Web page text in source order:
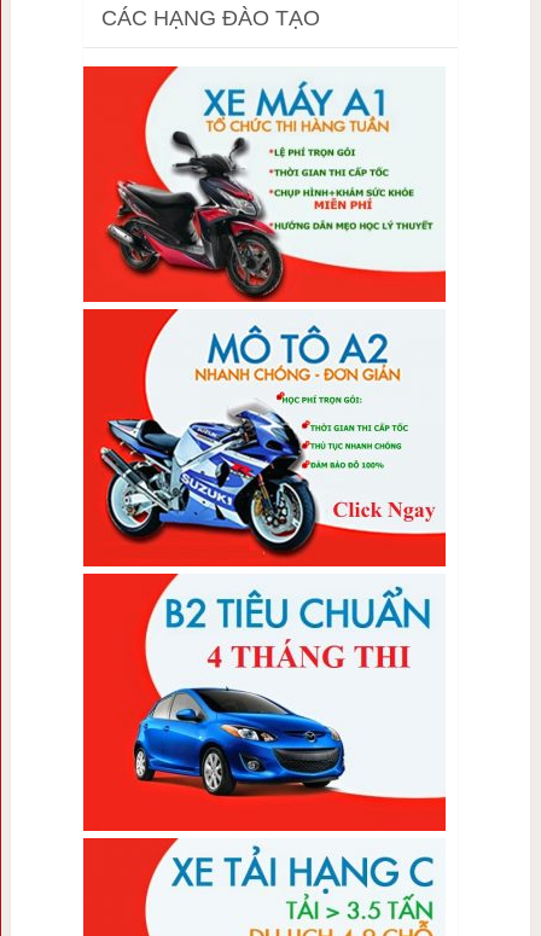
CÁC HẠNG ĐÀO TẠO